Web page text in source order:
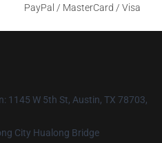
PayPal / MasterCard / Visa
1145 W 5th St, Austin, TX 78703,
City Hualong Bridge